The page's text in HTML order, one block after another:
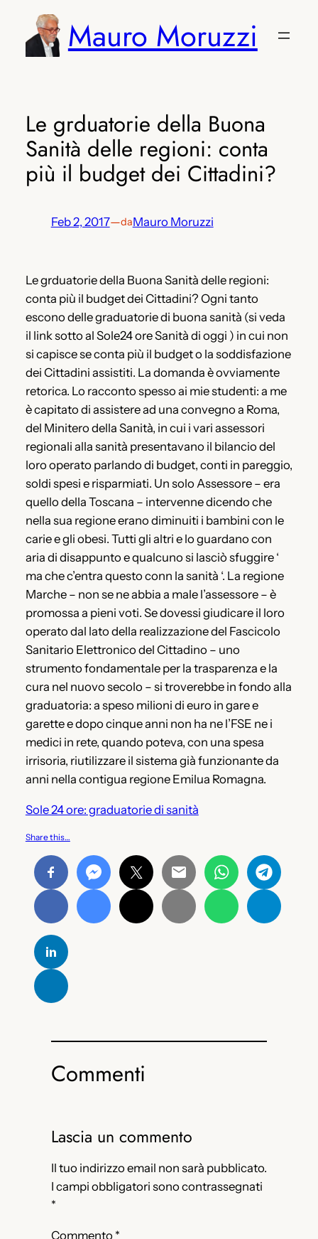
contenuto
Mauro Moruzzi
Le grduatorie della Buona
Sanità delle regioni: conta
più il budget dei Cittadini?
Feb 2, 2017—daMauro Moruzzi
Le grduatorie della Buona Sanità delle regioni:
conta più il budget dei Cittadini? Ogni tanto
escono delle graduatorie di buona sanità (si veda
il link sotto al Sole24 ore Sanità di oggi ) in cui non
si capisce se conta più il budget o la soddisfazione
dei Cittadini assistiti. La domanda è ovviamente
retorica. Lo racconto spesso ai mie studenti: a me
è capitato di assistere ad una convegno a Roma,
del Minitero della Sanità, in cui i vari assessori
regionali alla sanità presentavano il bilancio del
loro operato parlando di budget, conti in pareggio,
soldi spesi e risparmiati. Un solo Assessore – era
quello della Toscana – intervenne dicendo che
nella sua regione erano diminuiti i bambini con le
carie e gli obesi. Tutti gli altri e lo guardano con
aria di disappunto e qualcuno si lasciò sfuggire ‘
ma che c’entra questo conn la sanità ‘. La regione
Marche – non se ne abbia a male l’assessore – è
promossa a pieni voti. Se dovessi giudicare il loro
operato dal lato della realizzazione del Fascicolo
Sanitario Elettronico del Cittadino – uno
strumento fondamentale per la trasparenza e la
cura nel nuovo secolo – si troverebbe in fondo alla
graduatoria: a speso milioni di euro in gare e
garette e dopo cinque anni non ha ne l’FSE ne i
medici in rete, quando poteva, con una spesa
irrisoria, riutilizzare il sistema già funzionante da
anni nella contigua regione Emilua Romagna.
Sole 24 ore: graduatorie di sanità
Share this…
Commenti
Lascia un commento
Il tuo indirizzo email non sarà pubblicato.
I campi obbligatori sono contrassegnati
*
Commento *